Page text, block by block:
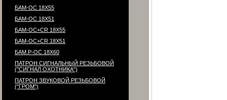
БАМ-ОС 18Х55
БАМ-ОС 18Х51
БАМ-OC+CR 18X55
БАМ-ОС+CR 18Х51
БАМ.Р-ОС 18Х60
ПАТРОН СИГНАЛЬНЫЙ РЕЗЬБОВОЙ
("СИГНАЛ ОХОТНИКА")
ПАТРОН ЗВУКОВОЙ РЕЗЬБОВОЙ
("ГРОМ")